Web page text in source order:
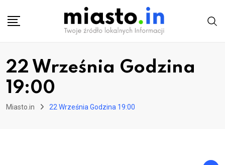
22 Września Godzina
19:00
Miasto.in 22 Września Godzina 19:00